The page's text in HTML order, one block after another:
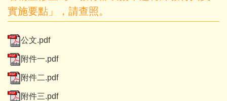
實施要點」，請查照。
公文.pdf
附件一.pdf
附件二.pdf
附件三.pdf